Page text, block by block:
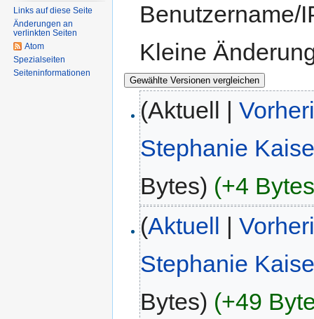
Benutzername/
Kleine
(Aktuell |
Stephanie
Bytes) (+4
(Aktuell |
Stephanie
Bytes) (+49
Links auf diese Seite
Änderungen an
verlinkten Seiten
Atom
Spezialseiten
Seiten­informationen